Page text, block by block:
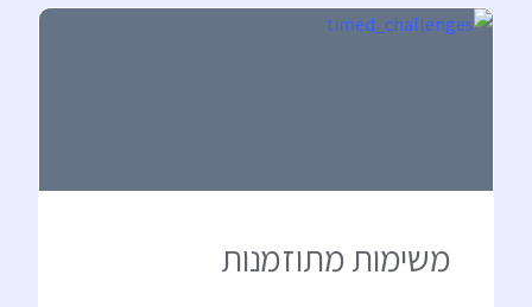
משימות מתוזמנות